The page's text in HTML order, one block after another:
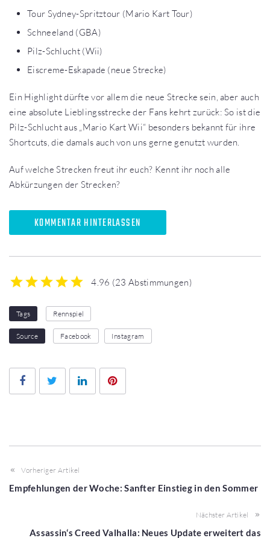
Tour Sydney-Spritztour (Mario Kart Tour)
Schneeland (GBA)
Pilz-Schlucht (Wii)
Eiscreme-Eskapade (neue Strecke)
Ein Highlight dürfte vor allem die neue Strecke sein, aber auch
eine absolute Lieblingsstrecke der Fans kehrt zurück: So ist die
Pilz-Schlucht aus „Mario Kart Wii“ besonders bekannt für ihre
Shortcuts, die damals auch von uns gerne genutzt wurden.
Auf welche Strecken freut ihr euch? Kennt ihr noch alle
Abkürzungen der Strecken?
KOMMENTAR HINTERLASSEN
4.96 (23 Abstimmungen)
Tags Rennspiel
Source Facebook Instagram
FacebookTwitter LinkedIn
Vorheriger Artikel
Empfehlungen der Woche: Sanfter Einstieg in den Sommer
Nächster Artikel
Assassin‘s Creed Valhalla: Neues Update erweitert das